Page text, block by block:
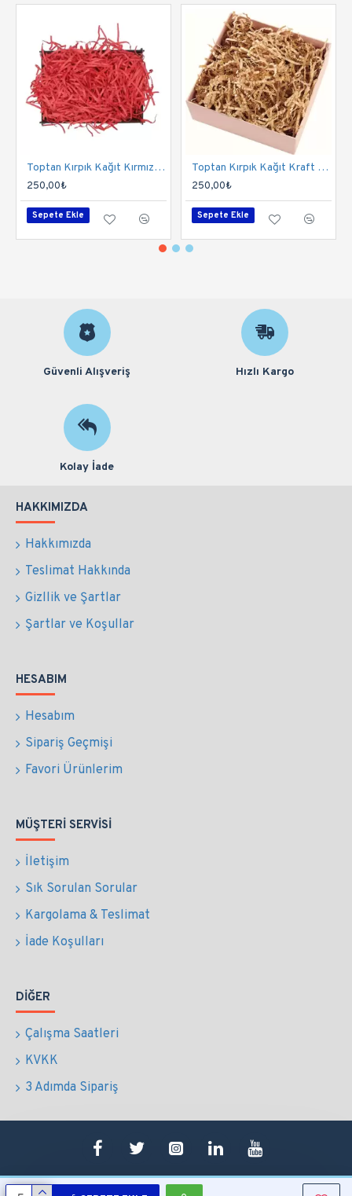
Toptan Kırpık Kağıt Kırmızı 1 Kg
250,00₺
Sepete Ekle
Toptan Kırpık Kağıt Kraft 1 Kg
250,00₺
Sepete Ekle
Güvenli Alışveriş Hızlı Kargo
Kolay İade
HAKKIMIZDA
Hakkımızda
Teslimat Hakkında
Gizllik ve Şartlar
Şartlar ve Koşullar
HESABIM
Hesabım
Sipariş Geçmişi
Favori Ürünlerim
MÜŞTERI SERVISI
İletişim
Sık Sorulan Sorular
Kargolama & Teslimat
İade Koşulları
DIĞER
Çalışma Saatleri
KVKK
3 Adımda Sipariş